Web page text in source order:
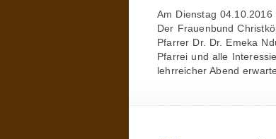
Am Dienstag
Der Frauenbund
Pfarrer Dr. Dr. Emeka
Pfarrei und alle
lehrreicher Abend